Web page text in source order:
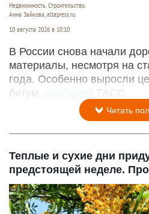
Недвижимость. Строительство.
Анна Зайкова, altapress.ru
10 августа 2026 в 10:10
В России снова начали
материалы, несмотря на
года. Особенно выросли
битум,
сообщает ТАСС.
Читать
Теплые и сухие дни
предстоящей неделе.